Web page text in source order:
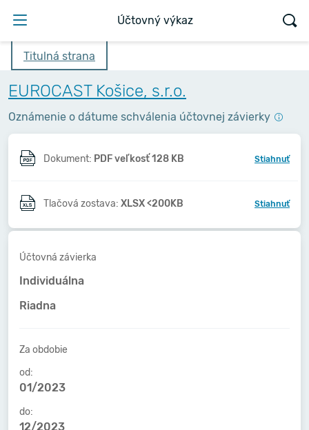
Účtovný výkaz
Titulná strana
EUROCAST Košice, s.r.o.
Oznámenie o dátume schválenia účtovnej závierky
Dokument: PDF veľkosť 128 KB Stiahnuť
Tlačová zostava: XLSX <200KB Stiahnuť
Účtovná závierka
Individuálna
Riadna
Za obdobie
od:
01/2023
do:
12/2023